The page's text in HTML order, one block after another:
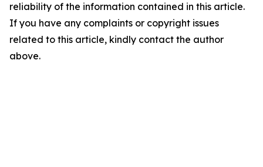
reliability of the information contained in this article.
If you have any complaints or copyright issues
related to this article, kindly contact the author
above.